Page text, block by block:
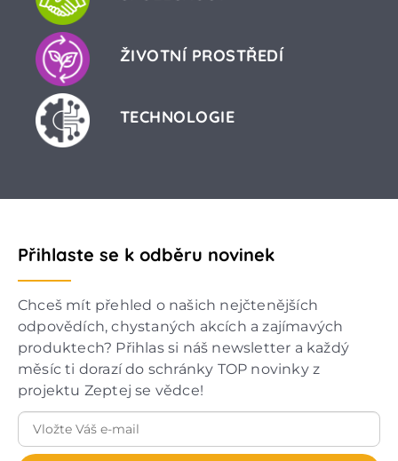
ŽIVOTNÍ PROSTŘEDÍ
TECHNOLOGIE
Přihlaste se k odběru novinek
Chceš mít přehled o našich nejčtenějších
odpovědích, chystaných akcích a zajímavých
produktech? Přihlas si náš newsletter a každý
měsíc ti dorazí do schránky TOP novinky z
projektu Zeptej se vědce!